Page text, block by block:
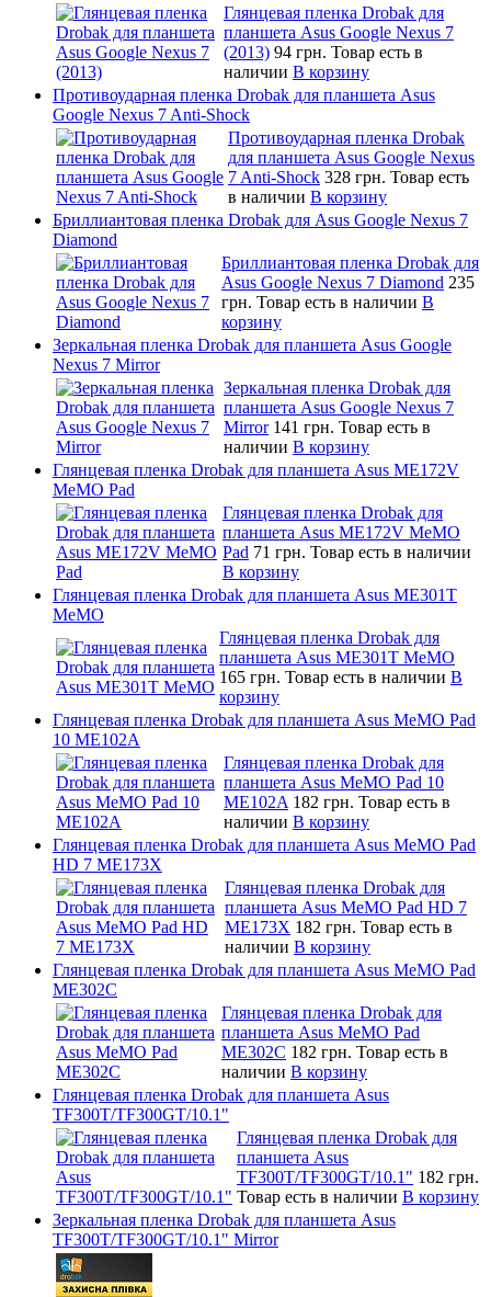
Глянцевая пленка Drobak для
планшета Asus Google Nexus 7
(2013) 94 грн. Товар есть в
наличии В корзину
Противоударная пленка Drobak для планшета Asus
Google Nexus 7 Anti-Shock
Противоударная пленка Drobak
для планшета Asus Google Nexus
7 Anti-Shock 328 грн. Товар есть
в наличии В корзину
Бриллиантовая пленка Drobak для Asus Google Nexus 7
Diamond
Бриллиантовая пленка Drobak для
Asus Google Nexus 7 Diamond 235
грн. Товар есть в наличии В
корзину
Зеркальная пленка Drobak для планшета Asus Google
Nexus 7 Mirror
Зеркальная пленка Drobak для
планшета Asus Google Nexus 7
Mirror 141 грн. Товар есть в
наличии В корзину
Глянцевая пленка Drobak для планшета Asus ME172V
MeMO Pad
Глянцевая пленка Drobak для
планшета Asus ME172V MeMO
Pad 71 грн. Товар есть в наличии
В корзину
Глянцевая пленка Drobak для планшета Asus ME301T
MeMO
Глянцевая пленка Drobak для
планшета Asus ME301T MeMO
165 грн. Товар есть в наличии В
корзину
Глянцевая пленка Drobak для планшета Asus MeMO Pad
10 ME102A
Глянцевая пленка Drobak для
планшета Asus MeMO Pad 10
ME102A 182 грн. Товар есть в
наличии В корзину
Глянцевая пленка Drobak для планшета Asus MeMO Pad
HD 7 ME173X
Глянцевая пленка Drobak для
планшета Asus MeMO Pad HD 7
ME173X 182 грн. Товар есть в
наличии В корзину
Глянцевая пленка Drobak для планшета Asus MeMO Pad
ME302C
Глянцевая пленка Drobak для
планшета Asus MeMO Pad
ME302C 182 грн. Товар есть в
наличии В корзину
Глянцевая пленка Drobak для планшета Asus
TF300T/TF300GT/10.1"
Глянцевая пленка Drobak для
планшета Asus
TF300T/TF300GT/10.1" 182 грн.
Товар есть в наличии В корзину
Зеркальная пленка Drobak для планшета Asus
TF300T/TF300GT/10.1" Mirror